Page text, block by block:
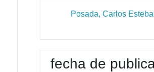
Posada, Carlos
fecha de